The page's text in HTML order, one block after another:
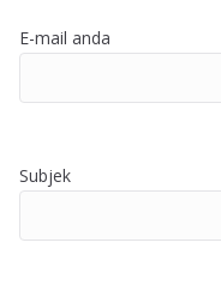
E-mail anda
Subjek